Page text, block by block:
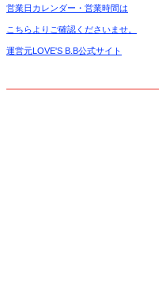
営業日カレンダー・営業時間は
こちらよりご確認くださいませ。
運営元LOVE'S B.B公式サイト